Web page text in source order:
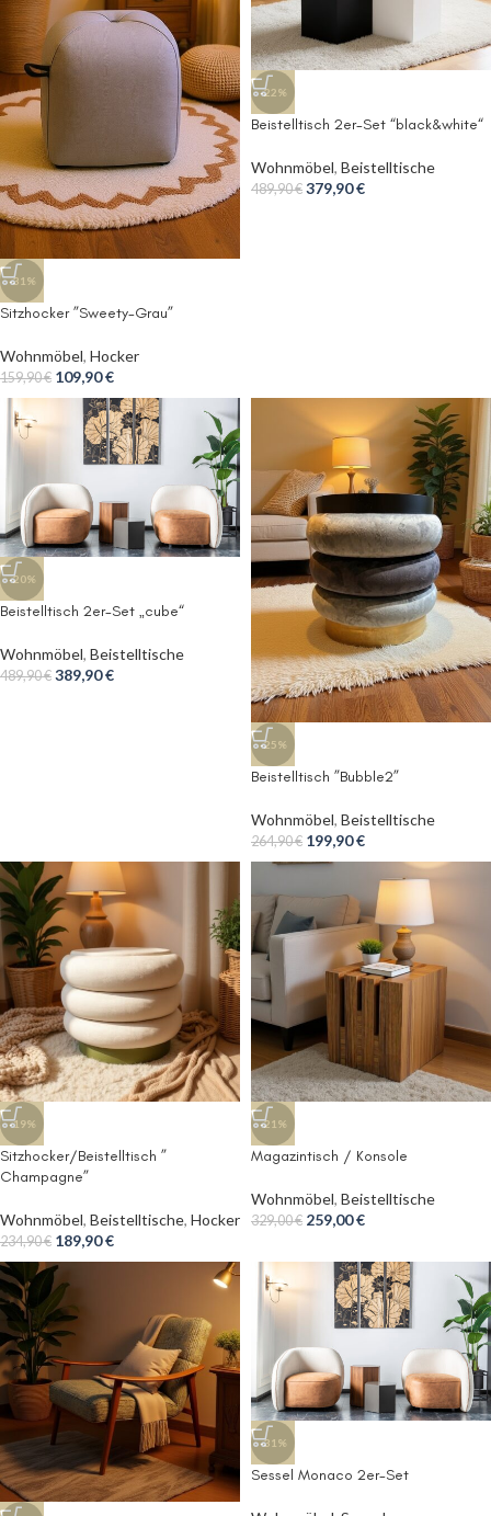
-31%
Sitzhocker ”Sweety-Grau”
Wohnmöbel, Hocker
159,90€ 109,90€
-22%
Beistelltisch 2er-Set “black&white“
Wohnmöbel, Beistelltische
489,90€ 379,90€
-20%
Beistelltisch 2er-Set „cube“
Wohnmöbel, Beistelltische
489,90€ 389,90€
-25%
Beistelltisch ”Bubble2”
Wohnmöbel, Beistelltische
264,90€ 199,90€
-19%
Sitzhocker/Beistelltisch ”
Champagne”
Wohnmöbel, Beistelltische, Hocker
234,90€ 189,90€
-21%
Magazintisch / Konsole
Wohnmöbel, Beistelltische
329,00€ 259,00€
-31%
Sessel Monaco 2er-Set